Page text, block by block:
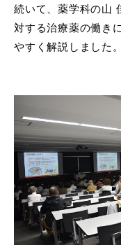
続いて、薬学科の山
対する治療薬の働き
やすく解説しました。